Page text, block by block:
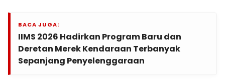
BACA JUGA:
IIMS 2026 Hadirkan Program Baru dan
Deretan Merek Kendaraan Terbanyak
Sepanjang Penyelenggaraan